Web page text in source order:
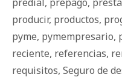
producir, productos,
pyme, pymempresario,
reciente, referencias,
requisitos, Seguro de